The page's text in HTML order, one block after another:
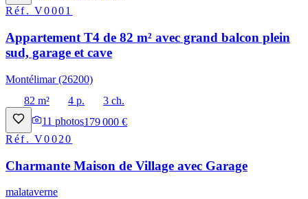
Réf.V0001
Appartement T4 de 82 m² avec grand balcon plein
sud, garage et cave
Montélimar (26200)
82 m²
4 p.
3 ch.
11 photos179 000 €
Réf.V0020
Charmante Maison de Village avec Garage
malataverne